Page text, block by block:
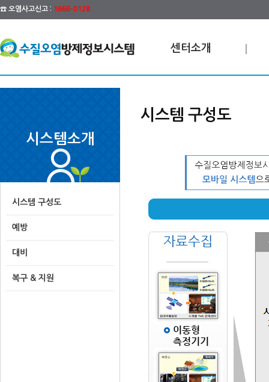
☎ 오염사고신고 : 1666-0128
센터소개
시스템소개
시스템 구성도
예방
대비
복구 & 지원
시스템 구성도